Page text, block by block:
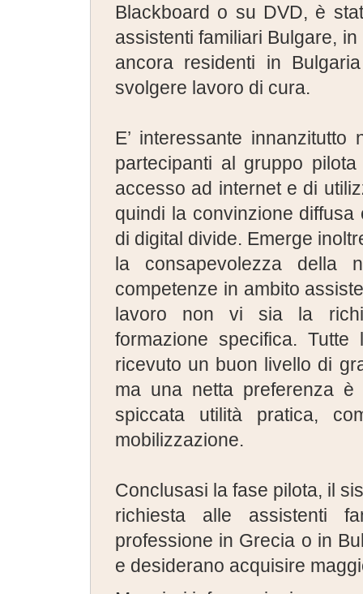
Blackboard o su DVD, è
assistenti familiari Bulgare,
ancora residenti in
svolgere lavoro di cura.
E’ interessante
partecipanti al gruppo
accesso ad internet e di
quindi la convinzione
di digital divide. Emerge
la consapevolezza della
competenze in ambito
lavoro non vi sia la
formazione specifica.
ricevuto un buon livello di
ma una netta preferenza
spiccata utilità pratica,
mobilizzazione.
Conclusasi la fase pilota, il
richiesta alle assistenti
professione in Grecia o in
e desiderano acquisire